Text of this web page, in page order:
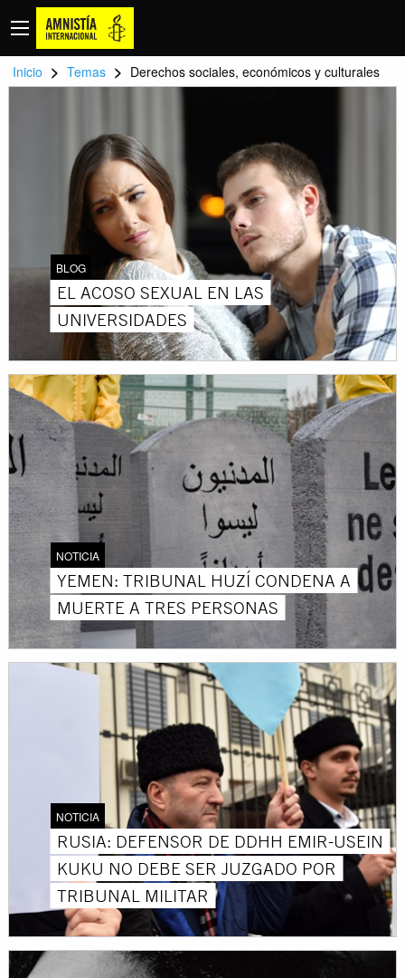
Inicio > Temas > Derechos sociales, económicos y culturales
BLOG
EL ACOSO SEXUAL EN LAS
UNIVERSIDADES
NOTICIA
YEMEN: TRIBUNAL HUZÍ CONDENA A
MUERTE A TRES PERSONAS
NOTICIA
RUSIA: DEFENSOR DE DDHH EMIR-USEIN
KUKU NO DEBE SER JUZGADO POR
TRIBUNAL MILITAR